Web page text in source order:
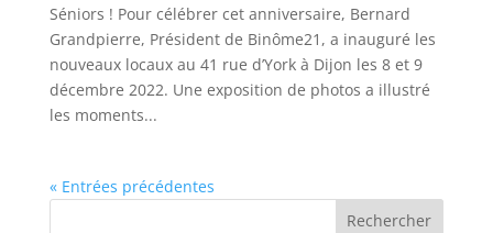
Séniors ! Pour célébrer cet anniversaire, Bernard
Grandpierre, Président de Binôme21, a inauguré les
nouveaux locaux au 41 rue d’York à Dijon les 8 et 9
décembre 2022. Une exposition de photos a illustré
les moments...
« Entrées précédentes